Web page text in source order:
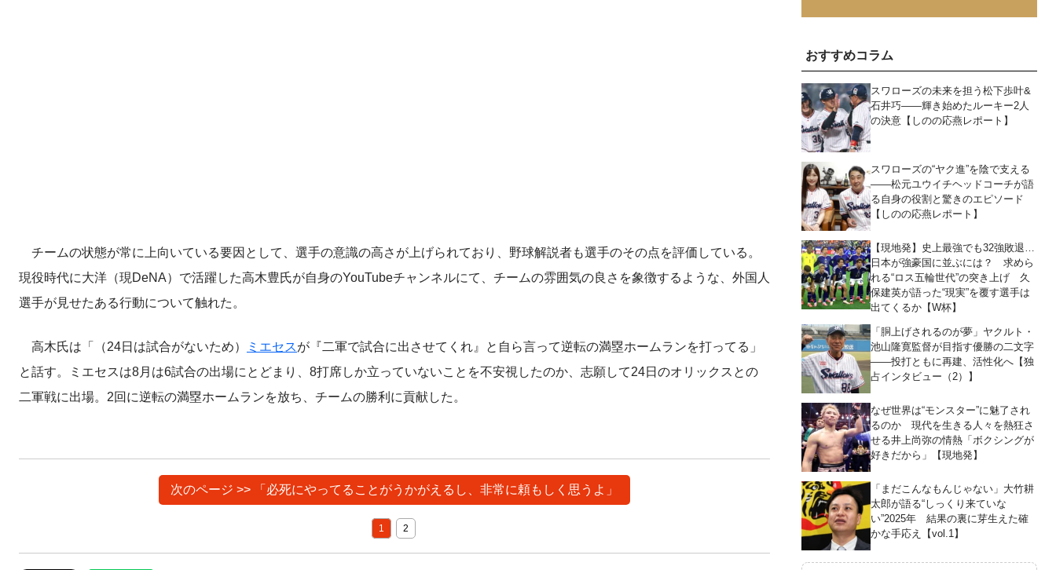
チームの状態が常に上向いている要因として、選手の意識の高さが上げられており、野球解説者も選手のその点を評価している。
現役時代に大洋（現DeNA）で活躍した高木豊氏が自身のYouTubeチャンネルにて、チームの雰囲気の良さを象徴するような、外国人
選手が見せたある行動について触れた。
高木氏は「（24日は試合がないため） ミエセスが『二軍で試合に出させてくれ』と自ら言って逆転の満塁ホームランを打ってる」
と話す。ミエセスは8月は6試合の出場にとどまり、8打席しか立っていないことを不安視したのか、志願して24日のオリックスとの
二軍戦に出場。2回に逆転の満塁ホームランを放ち、チームの勝利に貢献した。
次のページ >> 「必死にやってることがうかがえるし、非常に頼もしく思うよ」
1 2
おすすめコラム
スワローズの未来を担う松下歩叶&
石井巧――輝き始めたルーキー2人
の決意【しのの応燕レポート】
スワローズの“ヤク進”を陰で支える
――松元ユウイチヘッドコーチが語
る自身の役割と驚きのエピソード
【しのの応燕レポート】
【現地発】史上最強でも32強敗退…
日本が強豪国に並ぶには？ 求めら
れる“ロス五輪世代”の突き上げ 久
保建英が語った“現実”を覆す選手は
出てくるか【W杯】
「胴上げされるのが夢」ヤクルト・
池山隆寛監督が目指す優勝の二文字
――投打ともに再建、活性化へ【独
占インタビュー（2）】
なぜ世界は“モンスター”に魅了され
るのか 現代を生きる人々を熱狂さ
せる井上尚弥の情熱「ボクシングが
好きだから」【現地発】
「まだこんなもんじゃない」大竹耕
太郎が語る“しっくり来ていな
い”2025年 結果の裏に芽生えた確
かな手応え【vol.1】